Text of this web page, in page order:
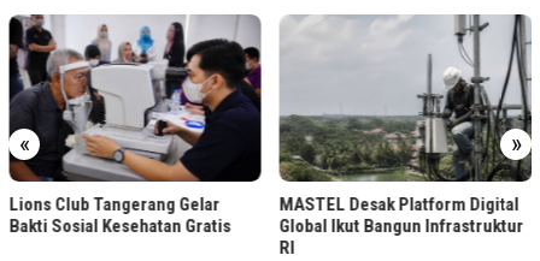
« »
Lions Club Tangerang Gelar
Bakti Sosial Kesehatan Gratis
MASTEL Desak Platform Digital
Global Ikut Bangun Infrastruktur
RI